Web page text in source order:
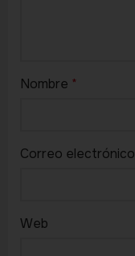
Nombre *
Correo electrónico
Web